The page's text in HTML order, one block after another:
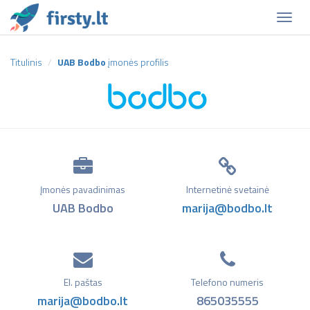
Titulinis UAB Bodbo įmonės profilis
Įmonės pavadinimas
UAB Bodbo
Internetinė svetainė
marija@bodbo.lt
El. paštas
marija@bodbo.lt
Telefono numeris
865035555